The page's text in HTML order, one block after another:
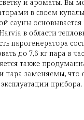
и ароматы. Вы
в своем
сауны
в области
парогенератора
до 7,6 кг пара в
также
пара заменяемы, что
прибора.